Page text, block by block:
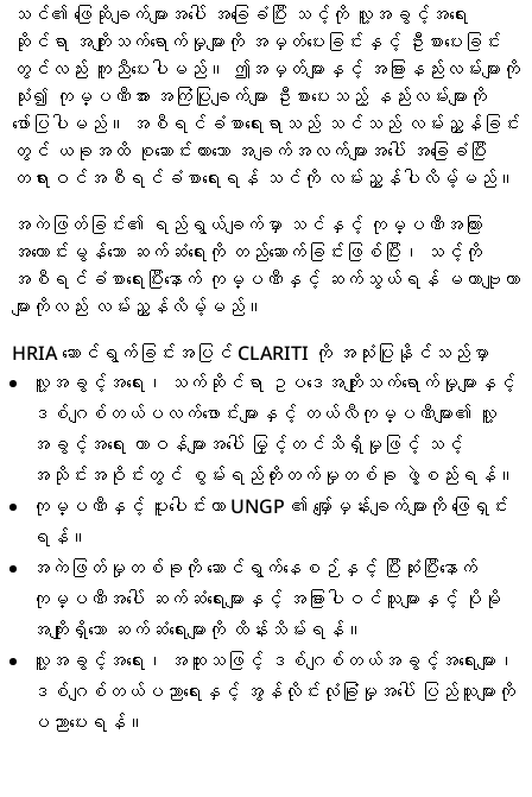
သင်၏ ဖြေဆိုချက်များအပေါ် အခြေခံပြီး သင့်ကို လူ့အခွင့်အရေး
ဆိုင်ရာ အကျိုးသက်ရောက်မှုများကို အမှတ်ပေးခြင်းနှင့် ဦးစားပေးခြင်း
တွင်လည်း ကူညီပေးပါမည်။ ဤအမှတ်များနှင့် အခြားနည်းလမ်းများကို
သုံး၍ ကုမ္ပဏီအား အကြံပြုချက်များ ဦးစားပေးသည့် နည်းလမ်းများကို
ဖော်ပြပါမည်။ အစီရင်ခံစာရေးရာသည် သင်သည် လမ်းညွှန်ခြင်း
တွင် ယခုအထိ စုဆောင်းထားသော အချက်အလက်များအပေါ် အခြေခံပြီး
တရားဝင်အစီရင်ခံစာရေးရန် သင်ကို လမ်းညွှန်ပါလိမ့်မည်။
အကဲဖြတ်ခြင်း၏ ရည်ရွယ်ချက်မှာ သင်နှင့် ကုမ္ပဏီအကြား
အကောင်းမွန်သော ဆက်ဆံရေးကို တည်ဆောက်ခြင်းဖြစ်ပြီး၊ သင့်ကို
အစီရင်ခံစာရေးပြီးနောက် ကုမ္ပဏီနှင့် ဆက်သွယ်ရန် မဟာဗျူဟာ
များကိုလည်း လမ်းညွှန်လိမ့်မည်။
HRIA ဆောင်ရွက်ခြင်းအပြင် CLARITI ကို အသုံးပြုနိုင်သည်မှာ
လူ့အခွင့်အရေး၊ သက်ဆိုင်ရာ ဥပဒေအကျိုးသက်ရောက်မှုများနှင့်
ဒစ်ဂျစ်တယ်ပလက်ဖောင်းများနှင့် တယ်လီကုမ္ပဏီများ၏ လူ့
အခွင့်အရေး တာဝန်များအပေါ် မြှင့်တင်သိရှိမှုဖြင့် သင့်
အသိုင်းအဝိုင်းတွင် စွမ်းရည်တိုးတက်မှုတစ်ခု ဖွဲ့စည်းရန်။
ကုမ္ပဏီနှင့် ပူးပေါင်းကာ UNGP ၏ မျှော်မှန်းချက်များကို ဖြေရှင်း
ရန်။
အကဲဖြတ်မှုတစ်ခုကို ဆောင်ရွက်နေစဉ်နှင့် ပြီးဆုံးပြီးနောက်
ကုမ္ပဏီအပေါ် ဆက်ဆံရေးများနှင့် အခြားပါဝင်သူများနှင့် ပိုမို
အကျိုးရှိသော ဆက်ဆံရေးများကို ထိန်းသိမ်းရန်။
လူ့အခွင့်အရေး၊ အထူးသဖြင့် ဒစ်ဂျစ်တယ်အခွင့်အရေးများ၊
ဒစ်ဂျစ်တယ်ပညာရေးနှင့် အွန်လိုင်းလုံခြုံမှုအပေါ် ပြည်သူများကို
ပညာပေးရန်။